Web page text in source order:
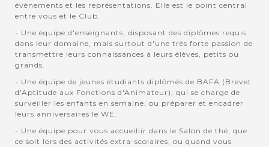
évènements et les représentations. Elle est le point central
entre vous et le Club.
- Une équipe d'enseignants, disposant des diplômes requis
dans leur domaine, mais surtout d'une très forte passion de
transmettre leurs connaissances à leurs élèves, petits ou
grands.
- Une équipe de jeunes étudiants diplômés de BAFA (Brevet
d'Aptitude aux Fonctions d'Animateur); qui se charge de
surveiller les enfants en semaine, ou préparer et encadrer
leurs anniversaires le WE.
- Une équipe pour vous accueillir dans le Salon de thé, que
ce soit lors des activités extra-scolaires, ou quand vous